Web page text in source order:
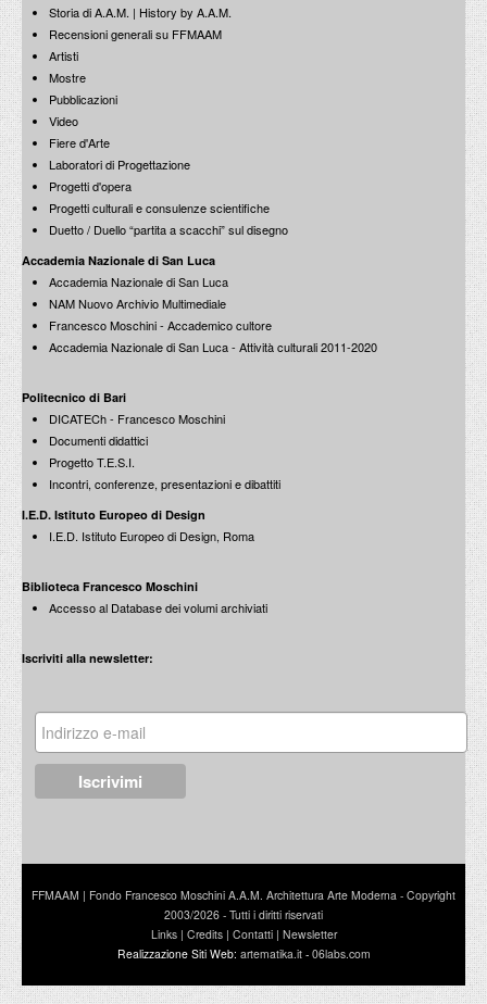
Storia di A.A.M. | History by A.A.M.
Recensioni generali su FFMAAM
Artisti
Mostre
Pubblicazioni
Video
Fiere d'Arte
Laboratori di Progettazione
Progetti d'opera
Progetti culturali e consulenze scientifiche
Duetto / Duello “partita a scacchi” sul disegno
Accademia Nazionale di San Luca
Accademia Nazionale di San Luca
NAM Nuovo Archivio Multimediale
Francesco Moschini - Accademico cultore
Accademia Nazionale di San Luca - Attività culturali 2011-2020
Politecnico di Bari
DICATECh - Francesco Moschini
Documenti didattici
Progetto T.E.S.I.
Incontri, conferenze, presentazioni e dibattiti
I.E.D. Istituto Europeo di Design
I.E.D. Istituto Europeo di Design, Roma
Biblioteca Francesco Moschini
Accesso al Database dei volumi archiviati
Iscriviti alla newsletter:
FFMAAM | Fondo Francesco Moschini A.A.M. Architettura Arte Moderna - Copyright
2003/2026 - Tutti i diritti riservati
Links | Credits | Contatti | Newsletter
Realizzazione Siti Web: artematika.it- 06labs.com